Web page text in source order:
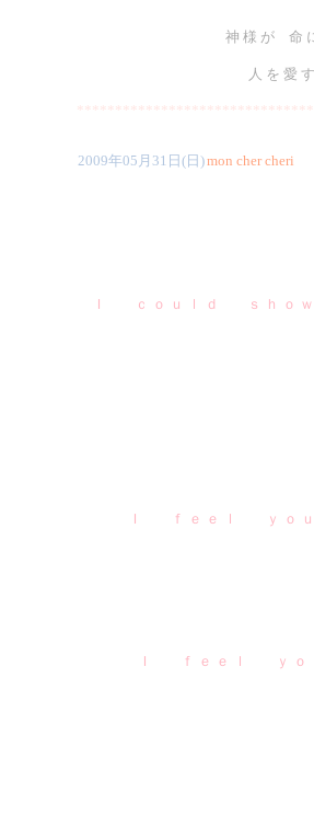
神 様 が 命
人 を 愛
2009年05月31日(日)mon cher cheri
Ｉ ｃ ｏ ｕ ｌ ｄ ｓ ｈ ｏ
Ｉ ｆ ｅ ｅ ｌ ｙ ｏ
Ｉ ｆ ｅ ｅ ｌ ｙ ｏ